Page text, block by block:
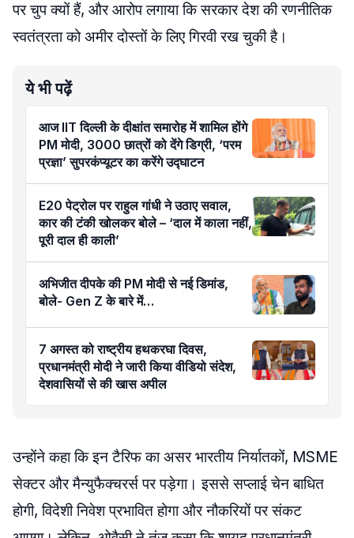
पर चुप क्यों हैं, और आरोप लगाया कि सरकार देश की रणनीतिक
स्वतंत्रता को अमीर दोस्तों के लिए गिरवी रख चुकी है।
ये भी पढ़ें
आज IIT दिल्ली के दीक्षांत समारोह में शामिल होंगे
PM मोदी, 3000 छात्रों को देंगे डिग्री, ‘परम
प्रज्ञा’ सुपरकंप्यूटर का करेंगे उद्घाटन
E20 पेट्रोल पर राहुल गांधी ने उठाए सवाल,
कार की टंकी खोलकर बोले – ‘दाल में काला नहीं,
पूरी दाल ही काली’
अभिजीत दीपके की PM मोदी से नई डिमांड,
बोले- Gen Z के बारे में…
7 अगस्त को राष्ट्रीय हथकरघा दिवस,
प्रधानमंत्री मोदी ने जारी किया वीडियो संदेश,
देशवासियों से की खास अपील
उन्होंने कहा कि इन टैरिफ का असर भारतीय निर्यातकों, MSME
सेक्टर और मैन्युफैक्चरर्स पर पड़ेगा। इससे सप्लाई चेन बाधित
होगी, विदेशी निवेश प्रभावित होगा और नौकरियों पर संकट